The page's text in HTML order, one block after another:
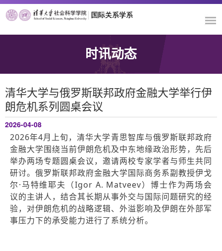
时讯动态
清华大学与俄罗斯联邦政府金融大学举行伊
朗危机系列圆桌会议
2026-04-08
2026年4月上旬，清华大学青思智库与俄罗斯联邦政府
金融大学围绕当前伊朗危机及中东地缘政治形势，先后
举办两场专题圆桌会议，邀请两校专家学者与师生共同
研讨。俄罗斯联邦政府金融大学国际商务系副教授伊戈
尔·马特维耶夫（Igor A. Matveev）博士作为两场会
议的主讲人，结合其长期从事外交与国际问题研究的经
验，对伊朗危机的战略逻辑、外溢影响及伊朗在外部军
事压力下的承受能力进行了系统分析。